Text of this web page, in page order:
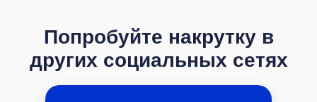
Попробуйте накрутку в
других социальных сетях